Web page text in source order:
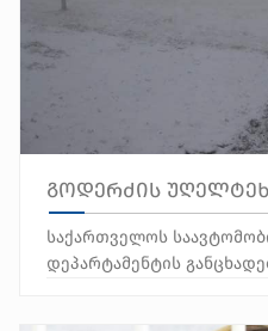
გოდერძის
საქართველოს
დეპარტამენტის